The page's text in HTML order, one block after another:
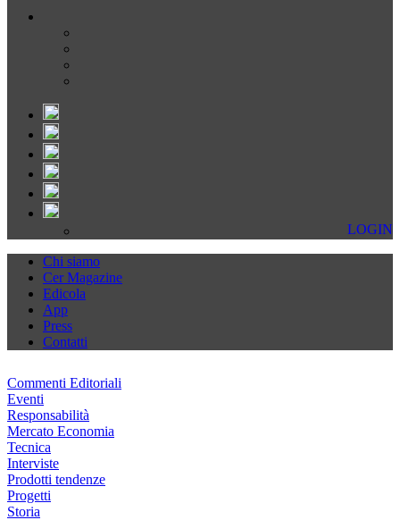
LOGIN
Chi siamo
Cer Magazine
Edicola
App
Press
Contatti
Commenti Editoriali
Eventi
Responsabilità
Mercato Economia
Tecnica
Interviste
Prodotti tendenze
Progetti
Storia